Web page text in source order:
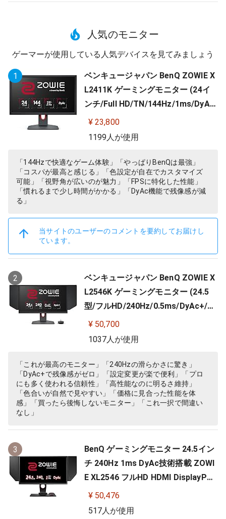
人気のモニター
ゲーマーが使用している人気デバイスを見てみましょう
1
ベンキュージャパン BenQ ZOWIE X
L2411K ゲーミングモニター (24イ
ンチ/Full HD/TN/144Hz/1ms/DyAc/
小さめ台座/OSDメニュー/指一本で
高さ調整)
¥ 23,800
1199人が使用
「144Hzで快適なゲーム体験」「やっぱりBenQは最強」
「コスパが最高と感じる」「色設定が自在でカスタマイズ
可能」「視野角が広いのが魅力」「FPSに特化した性能」
「慣れるまで少し時間がかかる」「DyAc機能で残像感が減
る」
当サイトのユーザーのコメントを要約してお届けし
ています。
2
ベンキュージャパン BenQ ZOWIE X
L2546K ゲーミングモニター (24.5
型/フルHD/240Hz/0.5ms/DyAc+/小
さめ台座/新筐体デザイン/新OSDメ
ニュー/新型液晶パネル採用)
¥ 50,700
1037人が使用
「これが最高のモニター」「240Hzの滑らかさに驚き」
「DyAc+で残像感がゼロ」「設定変更が楽で便利」「プロ
にも多く使われる信頼性」「高性能なのに明るさ維持」
「色合いが自然で見やすい」「価格に見合った性能を体
感」「買ったら後悔しないモニター」「これ一択で間違い
なし」
3
BenQ ゲーミングモニター 24.5イン
チ 240Hz 1ms DyAc技術搭載 ZOWI
E XL2546 フルHD HDMI DisplayPor
t DVI-DL搭載 FPS向き ディスプレイ
¥ 50,476
517人が使用